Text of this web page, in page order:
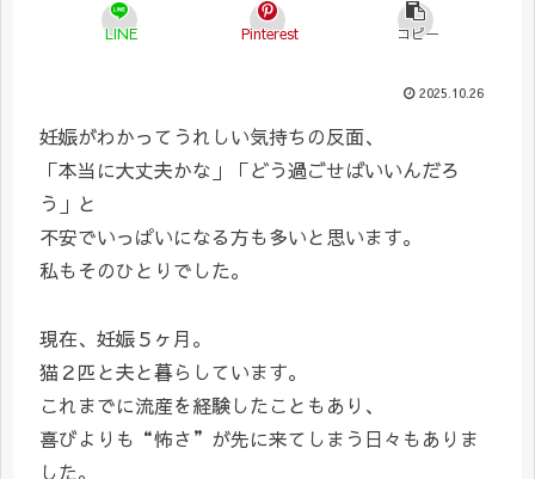
LINE Pinterest コピー
2025.10.26
妊娠がわかってうれしい気持ちの反面、
「本当に大丈夫かな」「どう過ごせばいいんだろ
う」と
不安でいっぱいになる方も多いと思います。
私もそのひとりでした。
現在、妊娠５ヶ月。
猫２匹と夫と暮らしています。
これまでに流産を経験したこともあり、
喜びよりも“怖さ”が先に来てしまう日々もありま
した。